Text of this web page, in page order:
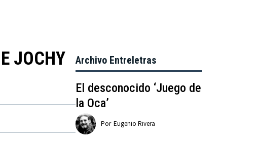
JOCHY
Archivo Entreletras
El desconocido ‘Juego de
la Oca’
Por Eugenio Rivera